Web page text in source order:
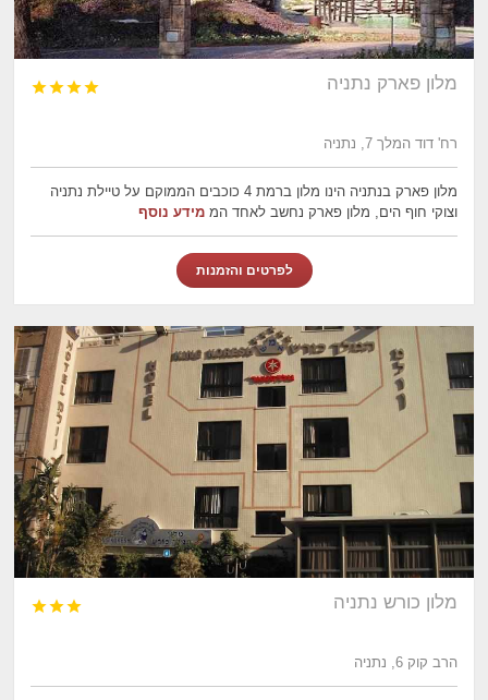
מלון פארק נתניה 



רח' דוד המלך 7, נתניה
מלון פארק בנתניה הינו מלון ברמת 4 כוכבים הממוקם על טיילת נתניה
וצוקי חוף הים, מלון פארק נחשב לאחד הממידע נוסף
לפרטים והזמנות
מלון כורש נתניה 


הרב קוק 6, נתניה